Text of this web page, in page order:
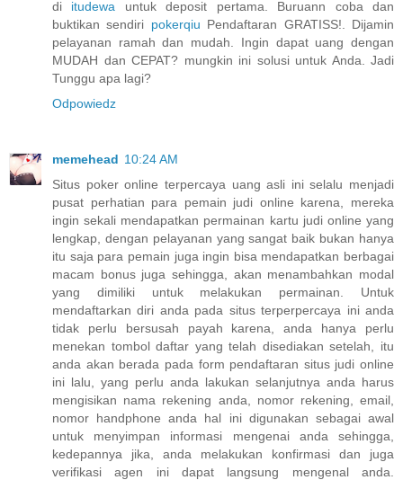
di itudewa untuk deposit pertama. Buruann coba dan
buktikan sendiri pokerqiu Pendaftaran GRATISS!. Dijamin
pelayanan ramah dan mudah. Ingin dapat uang dengan
MUDAH dan CEPAT? mungkin ini solusi untuk Anda. Jadi
Tunggu apa lagi?
Odpowiedz
memehead 10:24 AM
Situs poker online terpercaya uang asli ini selalu menjadi
pusat perhatian para pemain judi online karena, mereka
ingin sekali mendapatkan permainan kartu judi online yang
lengkap, dengan pelayanan yang sangat baik bukan hanya
itu saja para pemain juga ingin bisa mendapatkan berbagai
macam bonus juga sehingga, akan menambahkan modal
yang dimiliki untuk melakukan permainan. Untuk
mendaftarkan diri anda pada situs terperpercaya ini anda
tidak perlu bersusah payah karena, anda hanya perlu
menekan tombol daftar yang telah disediakan setelah, itu
anda akan berada pada form pendaftaran situs judi online
ini lalu, yang perlu anda lakukan selanjutnya anda harus
mengisikan nama rekening anda, nomor rekening, email,
nomor handphone anda hal ini digunakan sebagai awal
untuk menyimpan informasi mengenai anda sehingga,
kedepannya jika, anda melakukan konfirmasi dan juga
verifikasi agen ini dapat langsung mengenal anda.